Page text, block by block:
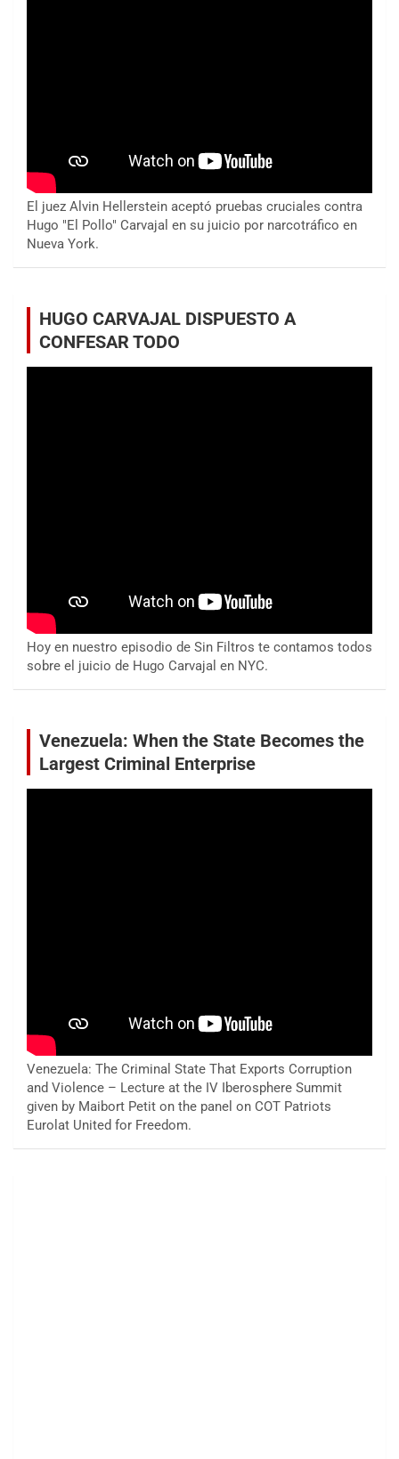
El juez Alvin Hellerstein aceptó pruebas cruciales contra
Hugo "El Pollo" Carvajal en su juicio por narcotráfico en
Nueva York.
HUGO CARVAJAL DISPUESTO A
CONFESAR TODO
Hoy en nuestro episodio de Sin Filtros te contamos todos
sobre el juicio de Hugo Carvajal en NYC.
Venezuela: When the State Becomes the
Largest Criminal Enterprise
Venezuela: The Criminal State That Exports Corruption
and Violence – Lecture at the IV Iberosphere Summit
given by Maibort Petit on the panel on COT Patriots
Eurolat United for Freedom.